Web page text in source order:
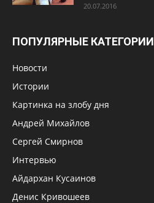
20.07.2016
ПОПУЛЯРНЫЕ КАТЕГОРИИ
Новости
Истории
Картинка на злобу дня
Андрей Михайлов
Сергей Смирнов
Интервью
Айдархан Кусаинов
Денис Кривошеев